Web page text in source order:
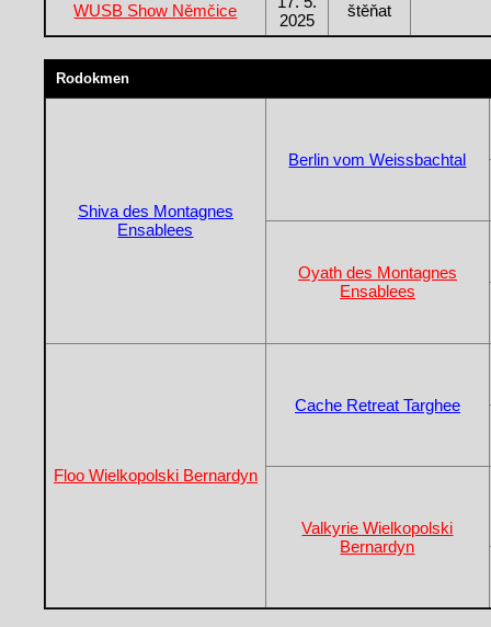
WUSB Show Němčice
2025
štěňat
Rodokmen
Shiva des Montagnes
Ensablees
Berlin vom Weissbachtal
Oyath des Montagnes
Ensablees
Floo Wielkopolski Bernardyn
Cache Retreat Targhee
Valkyrie Wielkopolski
Bernardyn